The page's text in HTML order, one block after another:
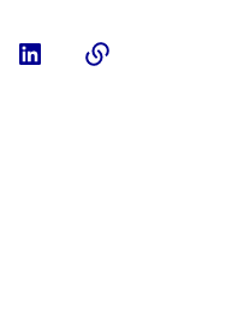
X (anciennement Twitter)
Linkedin